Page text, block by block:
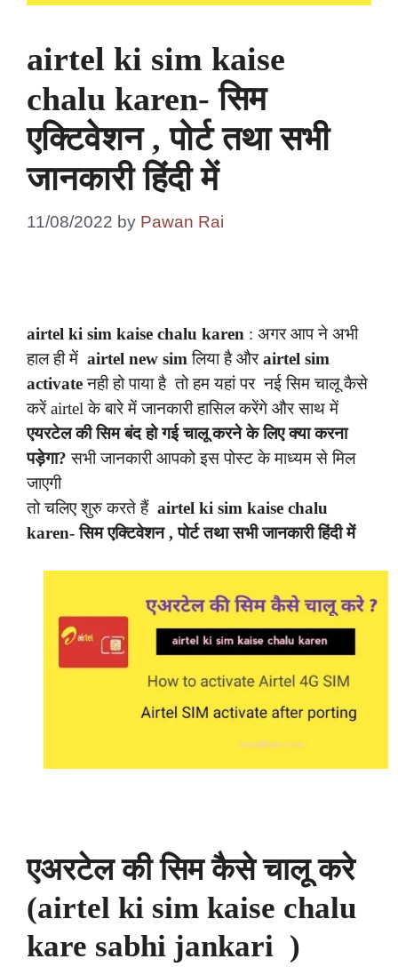
airtel ki sim kaise
chalu karen- सिम
एक्टिवेशन , पोर्ट तथा सभी
जानकारी हिंदी में
11/08/2022 by Pawan Rai
airtel ki sim kaise chalu karen : अगर आप ने अभी
हाल ही में airtel new sim लिया है औरairtel sim
activateनही हो पाया है तो हम यहां पर नई सिम चालू कैसे
करें airtel के बारे में जानकारी हासिल करेंगे और साथ में
एयरटेल की सिम बंद हो गई चालू करने के लिए क्या करना
पड़ेगा?सभी जानकारी आपको इस पोस्ट के माध्यम से मिल
जाएगी
तो चलिए शुरु करते हैं airtel ki sim kaise chalu
karen- सिम एक्टिवेशन , पोर्ट तथा सभी जानकारी हिंदी में
एअरटेल की सिम कैसे चालू करे
(airtel ki sim kaise chalu
kare sabhi jankari )